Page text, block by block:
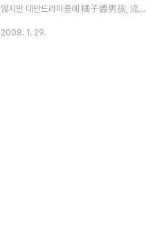
않지만 대만드라마중에 橘子醬男孩, 流星
2008. 1. 29.